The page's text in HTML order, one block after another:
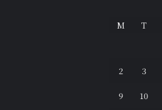
M T
2 3
9 10